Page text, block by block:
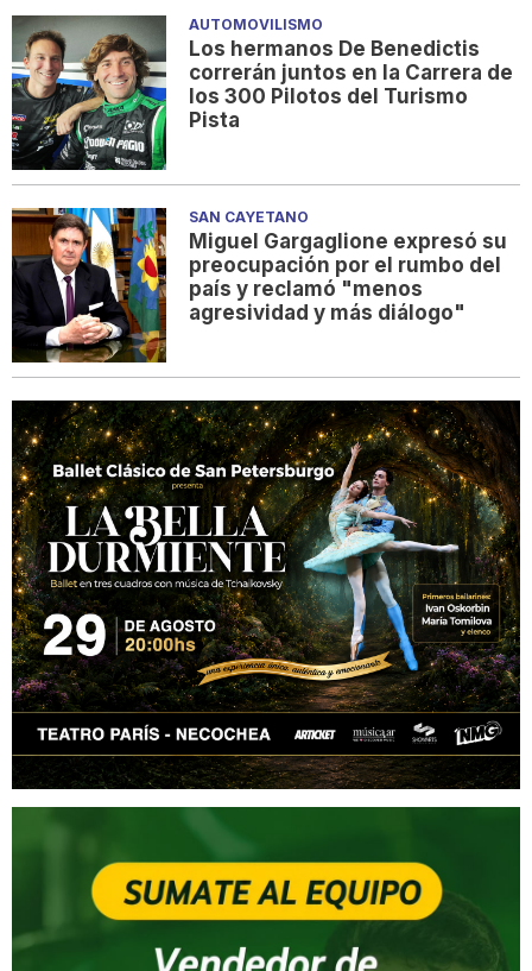
AUTOMOVILISMO
Los hermanos De Benedictis
correrán juntos en la Carrera de
los 300 Pilotos del Turismo
Pista
SAN CAYETANO
Miguel Gargaglione expresó su
preocupación por el rumbo del
país y reclamó "menos
agresividad y más diálogo"